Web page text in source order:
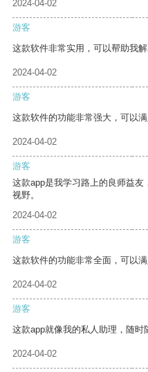
2024-04-02
游客
这款软件非常实用，可以帮助我解
2024-04-02
游客
这款软件的功能非常强大，可以满
2024-04-02
游客
这款app是我学习路上的良师益
视野。
2024-04-02
游客
这款软件的功能非常全面，可以满
2024-04-02
游客
这款app就像我的私人助理，随时
2024-04-02